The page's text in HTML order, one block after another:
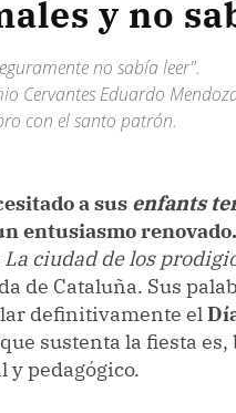
y no
no sabía leer".
Cervantes Eduardo
con el santo patrón.
a sus enfants
entusiasmo renovado.
La ciudad de los
de Cataluña. Sus
definitivamente el
sustenta la fiesta
y pedagógico.